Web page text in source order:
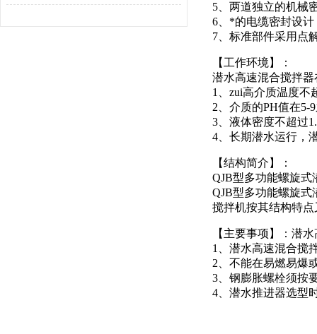
5、两道独立的机械
6、*的电缆密封设
7、标准部件采用点
【工作环境】：
潜水高速混合搅拌
1、zui高介质温度不
2、介质的PH值在5-
3、液体密度不超过
4、长期潜水运行，
【结构简介】：
QJB型多功能螺旋
QJB型多功能螺旋
搅拌机按其结构特
【主要事项】：潜
1、潜水高速混合搅
2、不能在易燃易爆
3、钢膨胀螺栓须按
4、潜水推进器选型